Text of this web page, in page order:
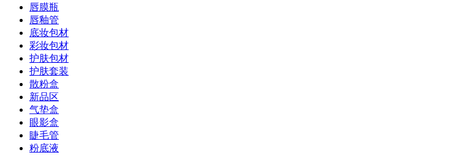
唇膜瓶
唇釉管
底妆包材
彩妆包材
护肤包材
护肤套装
散粉盒
新品区
气垫盒
眼影盒
睫毛管
粉底液